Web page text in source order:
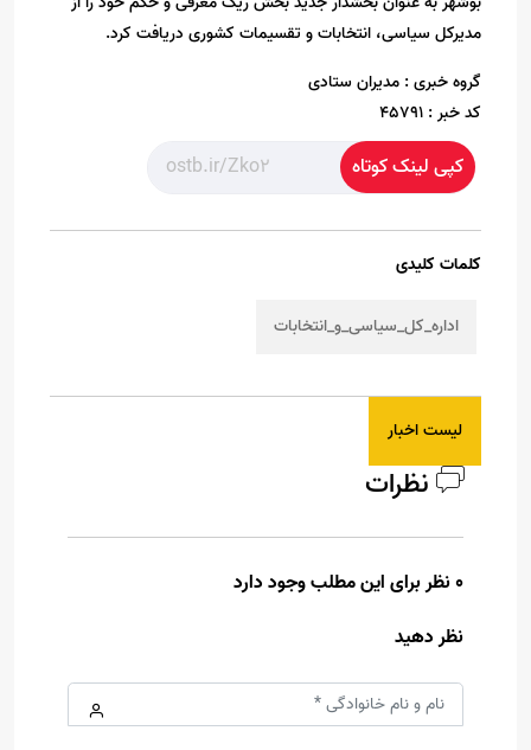
مدیرکل سیاسی، انتخابات و تقسیمات کشوری دریافت کرد.
گروه خبری : مدیران ستادی
کد خبر : 45791
کپی لینک کوتاه
کلمات کلیدی
اداره_کل_سیاسی_و_انتخابات
لیست اخبار
نظرات
0 نظر برای این مطلب وجود دارد
نظر دهید